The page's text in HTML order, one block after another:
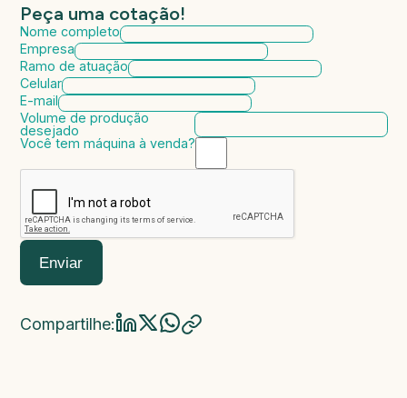
Peça uma cotação!
Nome completo
Empresa
Ramo de atuação
Celular
E-mail
Volume de produção
desejado
Você tem máquina à venda?
Marca da máquina
Modelo da máquina
Ano de fabricação
Valor da máquina
Enviar
Compartilhe: